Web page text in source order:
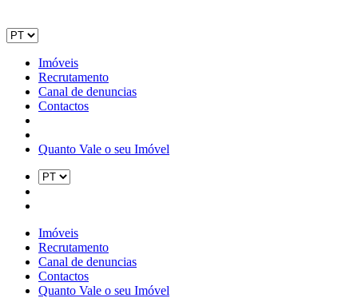
Imóveis
Recrutamento
Canal de denuncias
Contactos
Quanto Vale o seu Imóvel
Imóveis
Recrutamento
Canal de denuncias
Contactos
Quanto Vale o seu Imóvel